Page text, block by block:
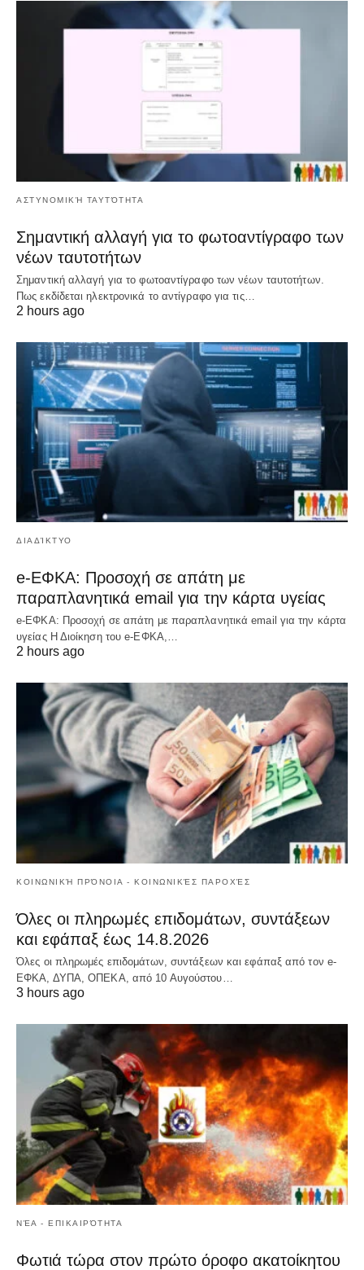
ΑΣΤΥΝΟΜΙΚΉ ΤΑΥΤΌΤΗΤΑ
Σημαντική αλλαγή για το φωτοαντίγραφο των
νέων ταυτοτήτων
Σημαντική αλλαγή για το φωτοαντίγραφο των νέων ταυτοτήτων.
Πως εκδίδεται ηλεκτρονικά το αντίγραφο για τις…
2 hours ago
ΔΙΑΔΊΚΤΥΟ
e-ΕΦΚΑ: Προσοχή σε απάτη με
παραπλανητικά email για την κάρτα υγείας
e-ΕΦΚΑ: Προσοχή σε απάτη με παραπλανητικά email για την κάρτα
υγείας Η Διοίκηση του e-ΕΦΚΑ,…
2 hours ago
ΚΟΙΝΩΝΙΚΉ ΠΡΌΝΟΙΑ - ΚΟΙΝΩΝΙΚΈΣ ΠΑΡΟΧΈΣ
Όλες οι πληρωμές επιδομάτων, συντάξεων
και εφάπαξ έως 14.8.2026
Όλες οι πληρωμές επιδομάτων, συντάξεων και εφάπαξ από τον e-
ΕΦΚΑ, ΔΥΠΑ, ΟΠΕΚΑ, από 10 Αυγούστου…
3 hours ago
ΝΈΑ - ΕΠΙΚΑΙΡΌΤΗΤΑ
Φωτιά τώρα στον πρώτο όροφο ακατοίκητου